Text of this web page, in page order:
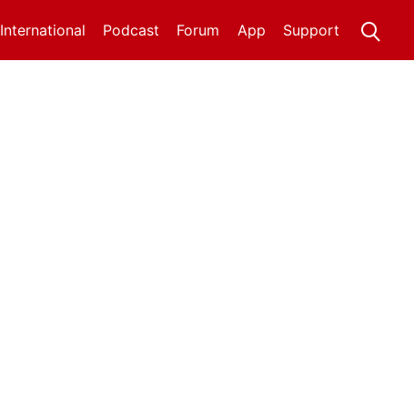
International Support
App
Forum
Podcast